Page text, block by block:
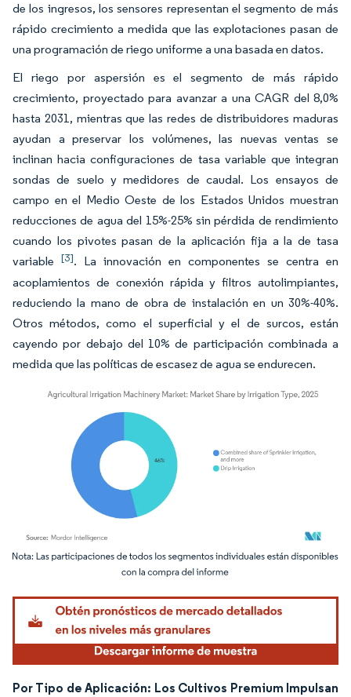
de los ingresos, los sensores representan el segmento de más
rápido crecimiento a medida que las explotaciones pasan de
una programación de riego uniforme a una basada en datos.
El riego por aspersión es el segmento de más rápido
crecimiento, proyectado para avanzar a una CAGR del 8,0%
hasta 2031, mientras que las redes de distribuidores maduras
ayudan a preservar los volúmenes, las nuevas ventas se
inclinan hacia configuraciones de tasa variable que integran
sondas de suelo y medidores de caudal. Los ensayos de
campo en el Medio Oeste de los Estados Unidos muestran
reducciones de agua del 15%-25% sin pérdida de rendimiento
cuando los pivotes pasan de la aplicación fija a la de tasa
variable [3]. La innovación en componentes se centra en
acoplamientos de conexión rápida y filtros autolimpiantes,
reduciendo la mano de obra de instalación en un 30%-40%.
Otros métodos, como el superficial y el de surcos, están
cayendo por debajo del 10% de participación combinada a
medida que las políticas de escasez de agua se endurecen.
Imagen © Mordor Intelligence. El uso requiere atribución según CC BY 4.0.
Por Tipo de Aplicación: Los Cultivos Premium Impulsan